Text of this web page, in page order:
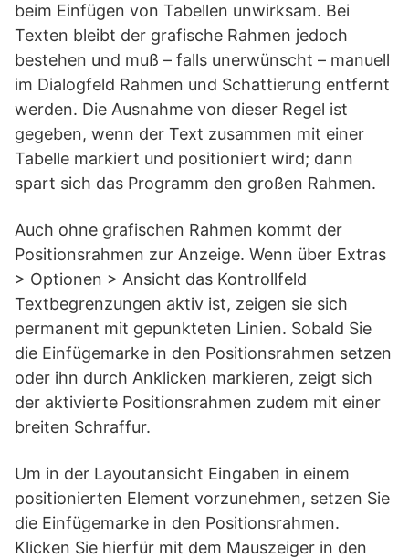
beim Einfügen von Tabellen unwirksam. Bei
Texten bleibt der grafische Rahmen jedoch
bestehen und muß – falls unerwünscht – manuell
im Dialogfeld Rahmen und Schattierung entfernt
werden. Die Ausnahme von dieser Regel ist
gegeben, wenn der Text zusammen mit einer
Tabelle markiert und positioniert wird; dann
spart sich das Programm den großen Rahmen.
Auch ohne grafischen Rahmen kommt der
Positionsrahmen zur Anzeige. Wenn über Extras
> Optionen > Ansicht das Kontrollfeld
Textbegrenzungen aktiv ist, zeigen sie sich
permanent mit gepunkteten Linien. Sobald Sie
die Einfügemarke in den Positionsrahmen setzen
oder ihn durch Anklicken markieren, zeigt sich
der aktivierte Positionsrahmen zudem mit einer
breiten Schraffur.
Um in der Layoutansicht Eingaben in einem
positionierten Element vorzunehmen, setzen Sie
die Einfügemarke in den Positionsrahmen.
Klicken Sie hierfür mit dem Mauszeiger in den